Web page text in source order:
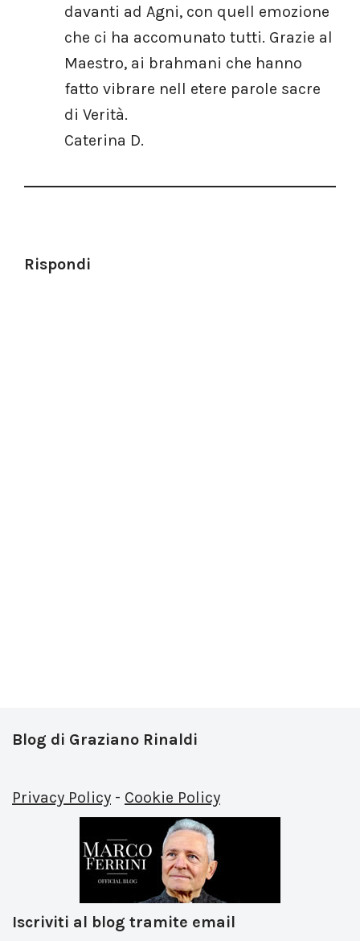
davanti ad Agni, con quell emozione
che ci ha accomunato tutti. Grazie al
Maestro, ai brahmani che hanno
fatto vibrare nell etere parole sacre
di Verità.
Caterina D.
Rispondi
Blog di Graziano Rinaldi
Privacy Policy - Cookie Policy
Iscriviti al blog tramite email